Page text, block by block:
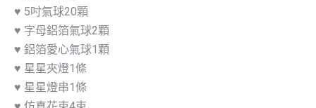
♥ 5吋氣球20顆
♥ 字母鋁箔氣球2顆
♥ 鋁箔愛心氣球1顆
♥ 星星夾燈1條
♥ 星星燈串1條